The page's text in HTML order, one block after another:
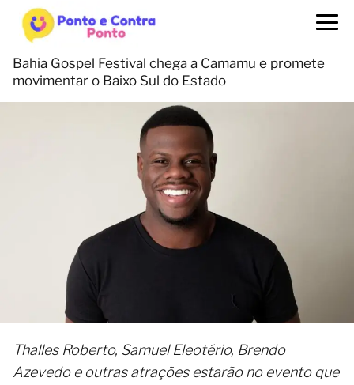
Bahia Gospel Festival chega a Camamu e promete
movimentar o Baixo Sul do Estado
Thalles Roberto, Samuel Eleotério, Brendo
Azevedo e outras atrações estarão no evento que